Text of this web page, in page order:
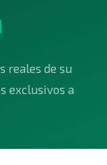
reales de su
exclusivos a